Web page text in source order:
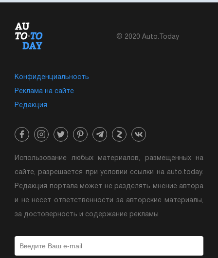
© 2020 Auto.Today
Конфиденциальность
Реклама на сайте
Редакция
Использование любых материалов, размещенных на
сайте, разрешается при условии ссылки на auto.today.
Редакция портала может не разделять мнение автора
и не несет ответственности за авторские материалы,
за достоверность и содержание рекламы